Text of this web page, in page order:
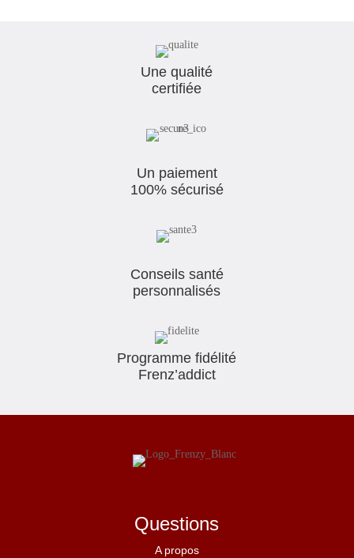
Une qualité
certifiée
Un paiement
100% sécurisé
Conseils santé
personnalisés
Programme fidélité
Frenz’addict
Questions
A propos